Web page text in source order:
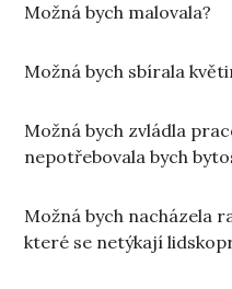
Možná bych malovala?
Možná bych sbírala
Možná bych zvládla
nepotřebovala bych
Možná bych nacházela
které se netýkají